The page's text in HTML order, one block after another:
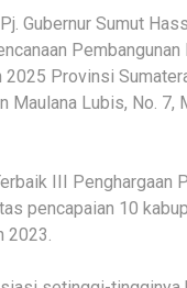
Gubernur Sumut
Pembangunan
2025 Provinsi
Maulana Lubis, No. 7,
III Penghargaan
pencapaian 10
2023.